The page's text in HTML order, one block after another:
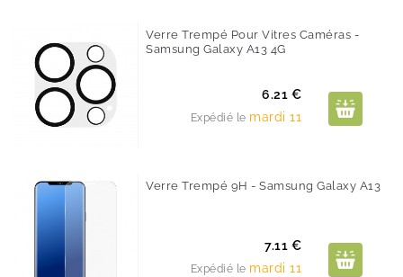
Verre Trempé Pour Vitres Caméras -
Samsung Galaxy A13 4G
Prix
6.21 €
Expédié le mardi 11
Verre Trempé 9H - Samsung Galaxy A13
Prix
7.11 €
Expédié le mardi 11